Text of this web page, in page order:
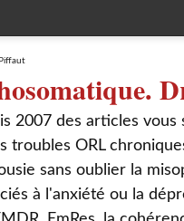
2007 des articles
troubles ORL
sans oublier la
à l'anxiété ou la